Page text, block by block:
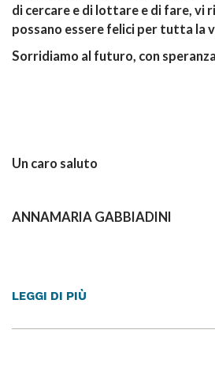
di cercare e di lottare e di fare, vi
possano essere felici per tutta la
Sorridiamo al futuro, con
Un caro saluto
ANNAMARIA GABBIADINI
LEGGI DI PIÙ